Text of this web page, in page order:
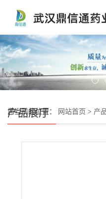
产品展厅
您当前的位置： 网站首页 > 产